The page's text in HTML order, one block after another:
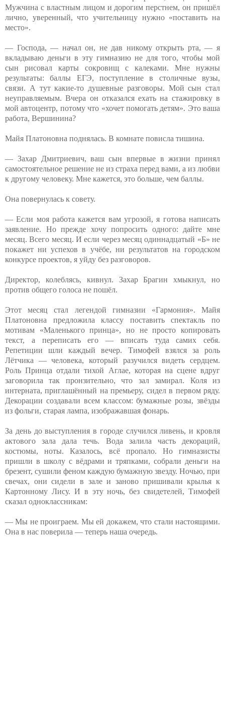
Мужчина с властным лицом и дорогим перстнем, он пришёл
лично, уверенный, что учительницу нужно «поставить на
место».
— Господа, — начал он, не дав никому открыть рта, — я
вкладываю деньги в эту гимназию не для того, чтобы мой
сын рисовал карты сокровищ с калеками. Мне нужны
результаты: баллы ЕГЭ, поступление в столичные вузы,
связи. А тут какие-то душевные разговоры. Мой сын стал
неуправляемым. Вчера он отказался ехать на стажировку в
мой автоцентр, потому что «хочет помогать детям». Это ваша
работа, Вершинина?
Майя Платоновна поднялась. В комнате повисла тишина.
— Захар Дмитриевич, ваш сын впервые в жизни принял
самостоятельное решение не из страха перед вами, а из любви
к другому человеку. Мне кажется, это больше, чем баллы.
Она повернулась к совету.
— Если моя работа кажется вам угрозой, я готова написать
заявление. Но прежде хочу попросить одного: дайте мне
месяц. Всего месяц. И если через месяц одиннадцатый «Б» не
покажет ни успехов в учёбе, ни результатов на городском
конкурсе проектов, я уйду без разговоров.
Директор, колеблясь, кивнул. Захар Брагин хмыкнул, но
против общего голоса не пошёл.
Этот месяц стал легендой гимназии «Гармония». Майя
Платоновна предложила классу поставить спектакль по
мотивам «Маленького принца», но не просто копировать
текст, а переписать его — вписать туда самих себя.
Репетиции шли каждый вечер. Тимофей взялся за роль
Лётчика — человека, который разучился видеть сердцем.
Роль Принца отдали тихой Аглае, которая на сцене вдруг
заговорила так пронзительно, что зал замирал. Коля из
интерната, приглашённый на премьеру, сидел в первом ряду.
Декорации создавали всем классом: бумажные розы, звёзды
из фольги, старая лампа, изображавшая фонарь.
За день до выступления в городе случился ливень, и кровля
актового зала дала течь. Вода залила часть декораций,
костюмы, ноты. Казалось, всё пропало. Но гимназисты
пришли в школу с вёдрами и тряпками, собрали деньги на
брезент, сушили феном каждую бумажную звезду. Ночью, при
свечах, они сидели в зале и заново пришивали крылья к
Картонному Лису. И в эту ночь, без свидетелей, Тимофей
сказал одноклассникам:
— Мы не проиграем. Мы ей докажем, что стали настоящими.
Она в нас поверила — теперь наша очередь.